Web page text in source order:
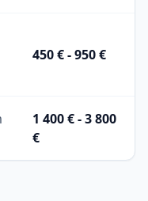
450 € - 950 €
1 400 € - 3 800
€